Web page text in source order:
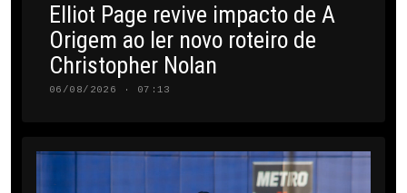
Elliot Page revive impacto de A
Origem ao ler novo roteiro de
Christopher Nolan
06/08/2026 · 07:13